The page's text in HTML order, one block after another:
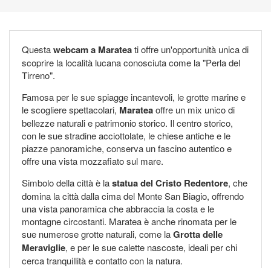
Questawebcam a Marateati offre un'opportunità unica di
scoprire la località lucana conosciuta come la "Perla del
Tirreno".
Famosa per le sue spiagge incantevoli, le grotte marine e
le scogliere spettacolari, Marateaoffre un mix unico di
bellezze naturali e patrimonio storico. Il centro storico,
con le sue stradine acciottolate, le chiese antiche e le
piazze panoramiche, conserva un fascino autentico e
offre una vista mozzafiato sul mare.
Simbolo della città è lastatua del Cristo Redentore, che
domina la città dalla cima del Monte San Biagio, offrendo
una vista panoramica che abbraccia la costa e le
montagne circostanti. Maratea è anche rinomata per le
sue numerose grotte naturali, come laGrotta delle
Meraviglie, e per le sue calette nascoste, ideali per chi
cerca tranquillità e contatto con la natura.